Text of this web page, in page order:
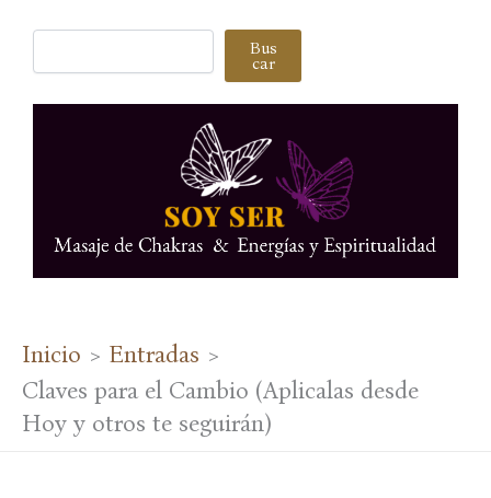
Buscar Bus
car
Inicio
Entradas
Claves para el Cambio (Aplicalas desde
Hoy y otros te seguirán)